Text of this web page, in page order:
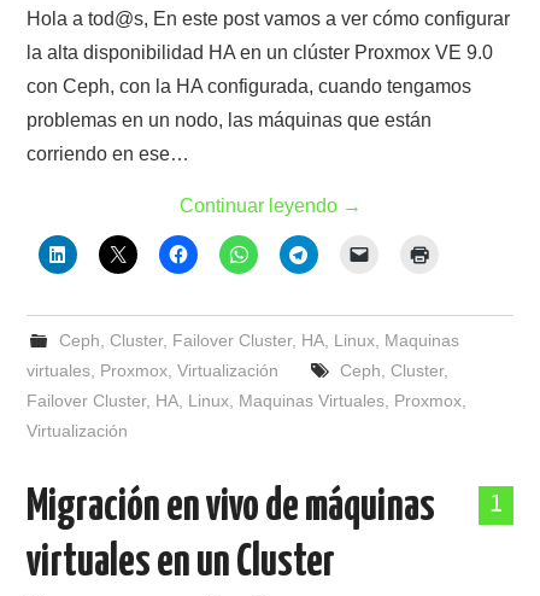
Hola a tod@s, En este post vamos a ver cómo configurar
la alta disponibilidad HA en un clúster Proxmox VE 9.0
con Ceph, con la HA configurada, cuando tengamos
problemas en un nodo, las máquinas que están
corriendo en ese…
Continuar leyendo →
Ceph Cluster, Failover Cluster, HA, Linux, Maquinas
virtuales Proxmox ,Virtualización Ceph Cluster,
Failover Cluster, HA Linux Maquinas Virtuales Proxmox
Virtualización
1
Migración en vivo de máquinas
virtuales en un Cluster